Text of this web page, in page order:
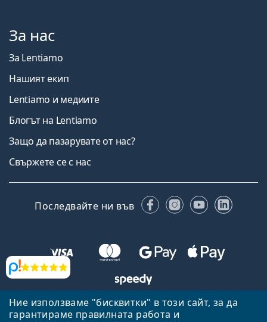
Ние използваме "бисквитки" в този сайт, за да
гарантираме правилната работа и
Прегледи
За нас
За Lentiamo
Нашият екип
Lentiamo и медиите
Блогът на Lentiamo
Защо да пазарувате от нас?
Свържете се с нас
Последвайте ни във FacebookInstagram
YouTube
Назад към началната страница
Нагоре